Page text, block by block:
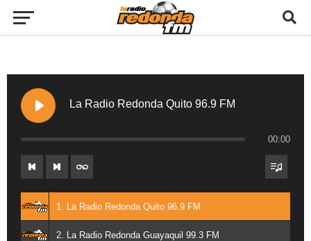
La Radio Redonda Quito 96.9 FM
00:00
1. La Radio Redonda Quito 96.9 FM
2. La Radio Redonda Guayaquil 99.3 FM